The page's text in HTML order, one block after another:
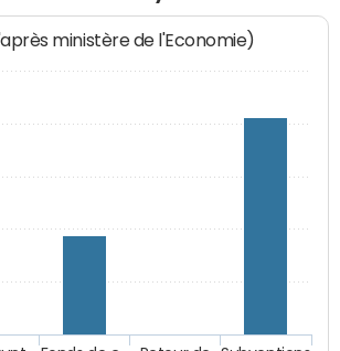
ministère de l'Economie)